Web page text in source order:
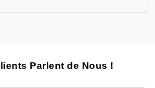
Parlent de Nous !